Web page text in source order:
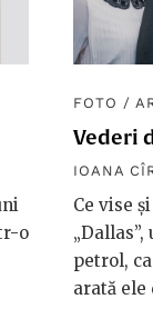
o
FOTO /
Vederi
IOANA
Ce vise
petrol,
arată ele